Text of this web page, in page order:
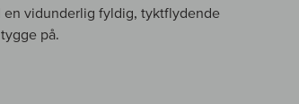
vidunderlig fyldig, tyktflydende
på.